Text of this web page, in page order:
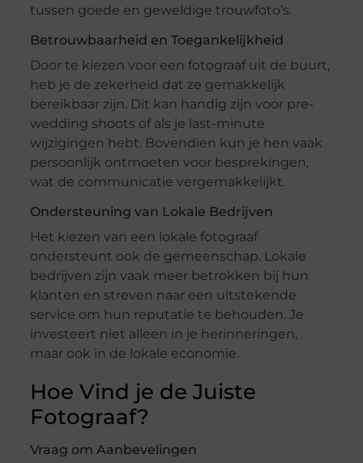
tussen goede en geweldige trouwfoto’s.
Betrouwbaarheid en Toegankelijkheid
Door te kiezen voor een fotograaf uit de buurt,
heb je de zekerheid dat ze gemakkelijk
bereikbaar zijn. Dit kan handig zijn voor pre-
wedding shoots of als je last-minute
wijzigingen hebt. Bovendien kun je hen vaak
persoonlijk ontmoeten voor besprekingen,
wat de communicatie vergemakkelijkt.
Ondersteuning van Lokale Bedrijven
Het kiezen van een lokale fotograaf
ondersteunt ook de gemeenschap. Lokale
bedrijven zijn vaak meer betrokken bij hun
klanten en streven naar een uitstekende
service om hun reputatie te behouden. Je
investeert niet alleen in je herinneringen,
maar ook in de lokale economie.
Hoe Vind je de Juiste
Fotograaf?
Vraag om Aanbevelingen